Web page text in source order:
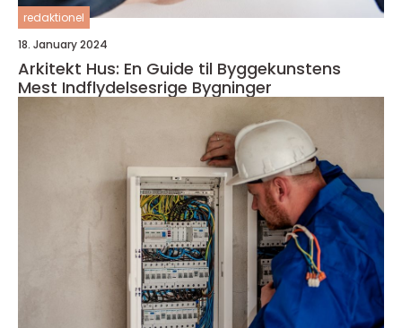
redaktionel
18. January 2024
Arkitekt Hus: En Guide til Byggekunstens
Mest Indflydelsesrige Bygninger